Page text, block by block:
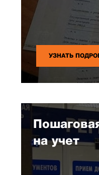
УЗНАТЬ
на учет